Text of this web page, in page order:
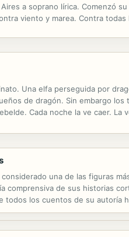
a soprano lírica. Comenzó
viento y marea. Contra
Una elfa perseguida por
de dragón. Sin embargo
Cada noche la ve caer.
una de las figuras
comprensiva de sus historias
todos los cuentos de su autoría
de cuentos de su autoría.